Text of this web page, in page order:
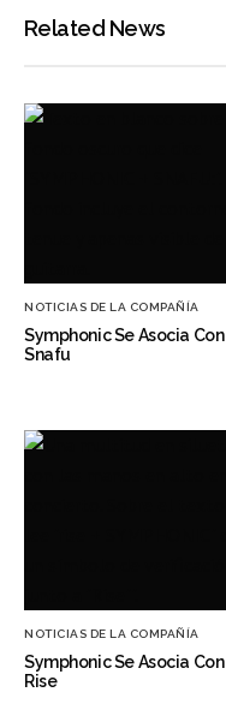
Related News
NOTICIAS DE LA COMPAÑÍA
Symphonic Se Asocia Con
Snafu
NOTICIAS DE LA COMPAÑÍA
Symphonic Se Asocia Con
Rise